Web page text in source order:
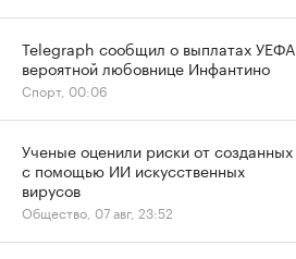
Telegraph сообщил о выплатах УЕФА
вероятной любовнице Инфантино
Спорт, 00:06
Ученые оценили риски от созданных
с помощью ИИ искусственных
вирусов
Общество, 07 авг, 23:52